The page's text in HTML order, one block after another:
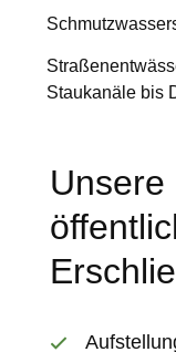
Staukanäle bis